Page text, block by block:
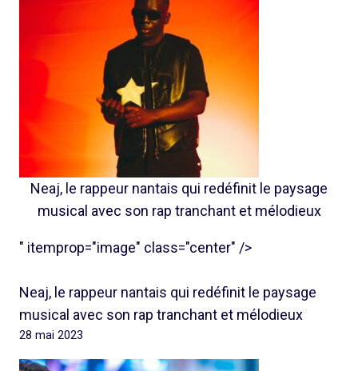
Neaj, le rappeur nantais qui redéfinit le paysage
musical avec son rap tranchant et mélodieux
" itemprop="image" class="center" />
Neaj, le rappeur nantais qui redéfinit le paysage
musical avec son rap tranchant et mélodieux
28 mai 2023